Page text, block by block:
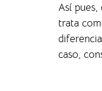
Así pues,
trata
caso,